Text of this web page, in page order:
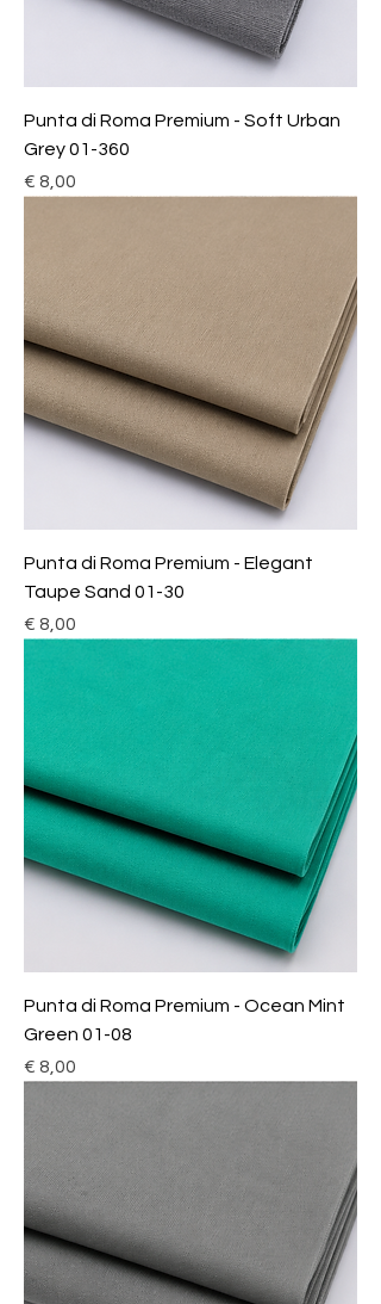
Punta di Roma Premium - Soft Urban
Grey 01-360
Prijs
€ 8,00
Punta di Roma Premium - Elegant
Taupe Sand 01-30
Prijs
€ 8,00
Punta di Roma Premium - Ocean Mint
Green 01-08
Prijs
€ 8,00